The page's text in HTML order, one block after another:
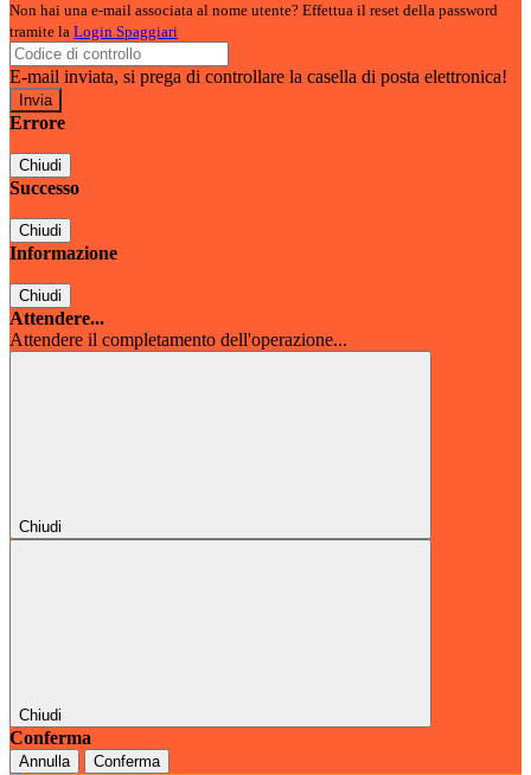
Non hai una e-mail associata al nome utente? Effettua il reset della password
tramite la Login Spaggiari
E-mail inviata, si prega di controllare la casella di posta elettronica!
Errore
Chiudi
Successo
Chiudi
Informazione
Chiudi
Attendere...
Attendere il completamento dell'operazione...
Chiudi
Chiudi
Conferma
Annulla Conferma